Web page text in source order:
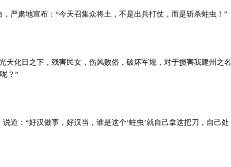
严肃地宣布：“今天召集众将土，不是出兵打仗，而是斩杀蛀虫！”
化日之下，残害民女，伤风败俗，破坏军规，对于损害我建州之名
？”
道：“好汉做事，好汉当，谁是这个‘蛀虫’就自己拿这把刀，自己处